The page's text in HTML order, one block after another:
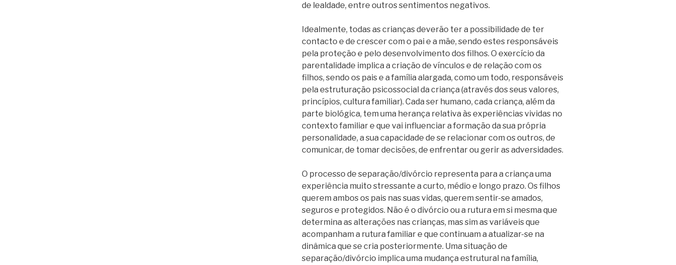
de lealdade, entre outros sentimentos negativos.
Idealmente, todas as crianças deverão ter a possibilidade de ter
contacto e de crescer com o pai e a mãe, sendo estes responsáveis
pela proteção e pelo desenvolvimento dos filhos. O exercício da
parentalidade implica a criação de vínculos e de relação com os
filhos, sendo os pais e a família alargada, como um todo, responsáveis
pela estruturação psicossocial da criança (através dos seus valores,
princípios, cultura familiar). Cada ser humano, cada criança, além da
parte biológica, tem uma herança relativa às experiências vividas no
contexto familiar e que vai influenciar a formação da sua própria
personalidade, a sua capacidade de se relacionar com os outros, de
comunicar, de tomar decisões, de enfrentar ou gerir as adversidades.
O processo de separação/divórcio representa para a criança uma
experiência muito stressante a curto, médio e longo prazo. Os filhos
querem ambos os pais nas suas vidas, querem sentir-se amados,
seguros e protegidos. Não é o divórcio ou a rutura em si mesma que
determina as alterações nas crianças, mas sim as variáveis que
acompanham a rutura familiar e que continuam a atualizar-se na
dinâmica que se cria posteriormente. Uma situação de
separação/divórcio implica uma mudança estrutural na família,